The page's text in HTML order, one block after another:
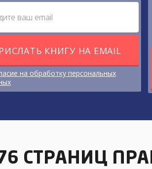
КНИГУ НА EMAIL
на обработку персональных
СТРАНИЦ